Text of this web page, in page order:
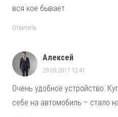
вся кое бывает.
Ответить
Алексей
29.09.2017 12:41
Очень удобное устройство.
себе на автомобиль – стало